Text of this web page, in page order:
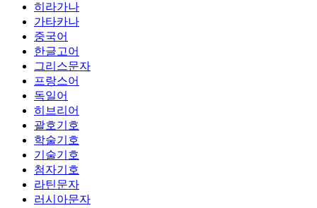
히라가나
가타카나
중국어
한글고어
그리스문자
프랑스어
독일어
히브리어
괄호기호
학술기호
기술기호
첨자기호
라틴문자
러시아문자